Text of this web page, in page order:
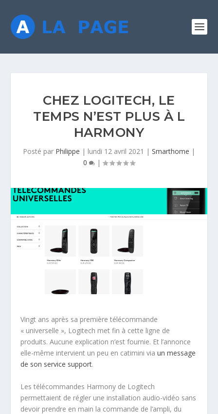
CHEZ LOGITECH, LE
TEMPS N’EST PLUS À L
HARMONY
Posté par Philippe | lundi 12 avril 2021 | Smarthome |
0
|
Vingt ans après sa première télécommande
« universelle », Logitech met fin à cette ligne de
produits. Aucune explication n’est fournie. Et l’annonce
elle-même intervient un peu en catimini viaun message
de son service support.
Les télécommandes Harmony de Logitech
permettaient de régler une installation audio-vidéo sans
devoir prendre en main la commande de l’ampli, du